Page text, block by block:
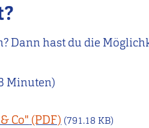
Dann hast du die
Minuten)
Co" (791.18 KB)